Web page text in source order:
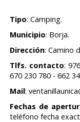
Tipo: Camping.
Municipio: Borja.
Dirección: Camino
Tlfs. contacto:
670 230 780 - 662
Mail:
Fechas de
teléfono fecha